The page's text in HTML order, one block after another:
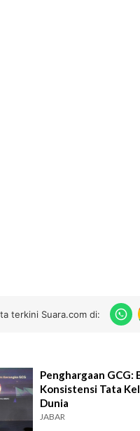
terkini Suara.com di:
Penghargaan GCG:
Konsistensi Tata
Dunia
JABAR